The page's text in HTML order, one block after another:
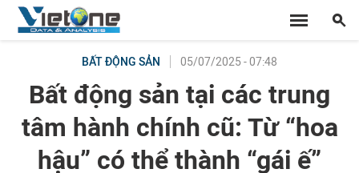
BẤT ĐỘNG SẢN 05/07/2025 - 07:48
Bất động sản tại các trung
tâm hành chính cũ: Từ “hoa
hậu” có thể thành “gái ế”